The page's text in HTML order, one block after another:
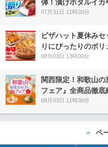
弾！漬けホタルイカ
07月31日 11時30分
ピザハット夏休み
りにぴったりのボ
08月03日 13時00分
関西限定！和歌山の
フェア』全商品徹底
08月03日 11時30分
ペ